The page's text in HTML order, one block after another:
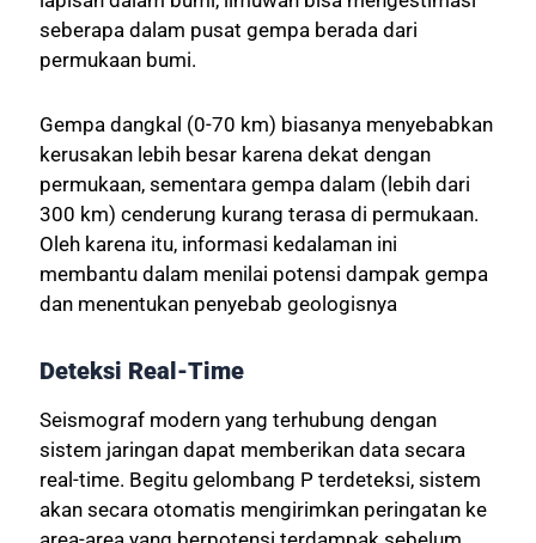
seberapa dalam pusat gempa berada dari
permukaan bumi.
Gempa dangkal (0-70 km) biasanya menyebabkan
kerusakan lebih besar karena dekat dengan
permukaan, sementara gempa dalam (lebih dari
300 km) cenderung kurang terasa di permukaan.
Oleh karena itu, informasi kedalaman ini
membantu dalam menilai potensi dampak gempa
dan menentukan penyebab geologisnya
Deteksi Real-Time
Seismograf modern yang terhubung dengan
sistem jaringan dapat memberikan data secara
real-time. Begitu gelombang P terdeteksi, sistem
akan secara otomatis mengirimkan peringatan ke